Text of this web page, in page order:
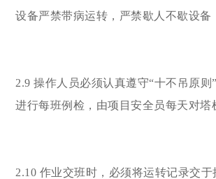
设备严禁带病运转，严禁歇人不歇设
2.9 操作人员必须认真遵守“十不吊原
进行每班例检，由项目安全员每天对塔
2.10 作业交班时，必须将运转记录交